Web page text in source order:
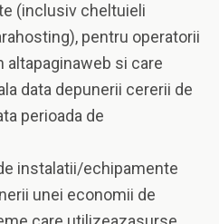
(inclusiv cheltuieli
pentru operatorii
si care
data depunerii cererii de
perioada de
echipamente
unei economii de